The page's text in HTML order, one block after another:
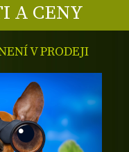
A CENY
V PRODEJI